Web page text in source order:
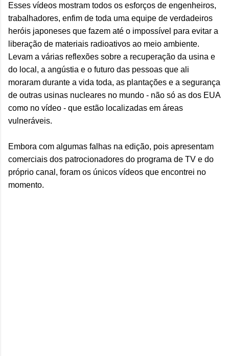
Esses vídeos mostram todos os esforços de engenheiros,
trabalhadores, enfim de toda uma equipe de verdadeiros
heróis japoneses que fazem até o impossível para evitar a
liberação de materiais radioativos ao meio ambiente.
Levam a várias reflexões sobre a recuperação da usina e
do local, a angústia e o futuro das pessoas que ali
moraram durante a vida toda, as plantações e a segurança
de outras usinas nucleares no mundo - não só as dos EUA
como no vídeo - que estão localizadas em áreas
vulneráveis.
Embora com algumas falhas na edição, pois apresentam
comerciais dos patrocionadores do programa de TV e do
próprio canal, foram os únicos vídeos que encontrei no
momento.